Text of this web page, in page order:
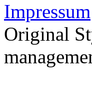
Impressum
Original